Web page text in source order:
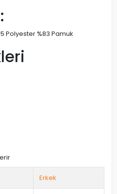
Polyester %83 Pamuk
Erkek